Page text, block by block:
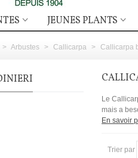
JEUNES PLANTS
> Arbustes > Callicarpa > Callicarpa
Le
mais a
En savoir
Trier par